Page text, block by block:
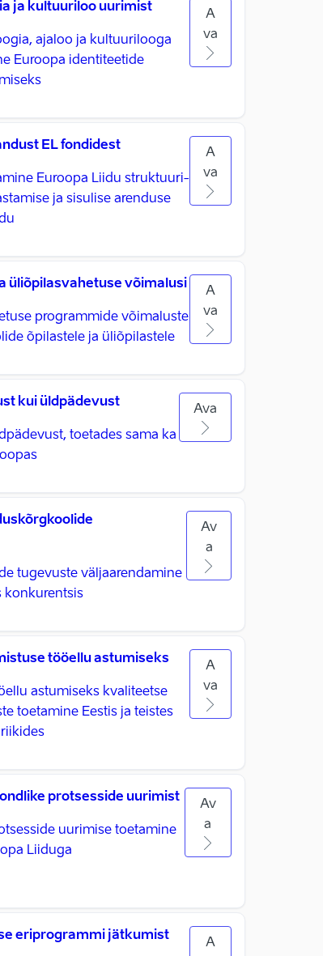
ja kultuuriloo uurimist
ajaloo ja kultuurilooga
Euroopa identiteetide
A
va
EL fondidest
Euroopa Liidu struktuuri-
ja sisulise arenduse
A
va
üliõpilasvahetuse võimalusi
programmide võimaluste
õpilastele ja üliõpilastele
A
va
kui üldpädevust
toetades sama ka
Ava
tugevuste väljaarendamine
konkurentsis
Av
a
tööellu astumiseks
astumiseks kvaliteetse
toetamine Eestis ja teistes
A
va
protsesside uurimist
uurimise toetamine
Liiduga
Av
a
eriprogrammi jätkumist
A